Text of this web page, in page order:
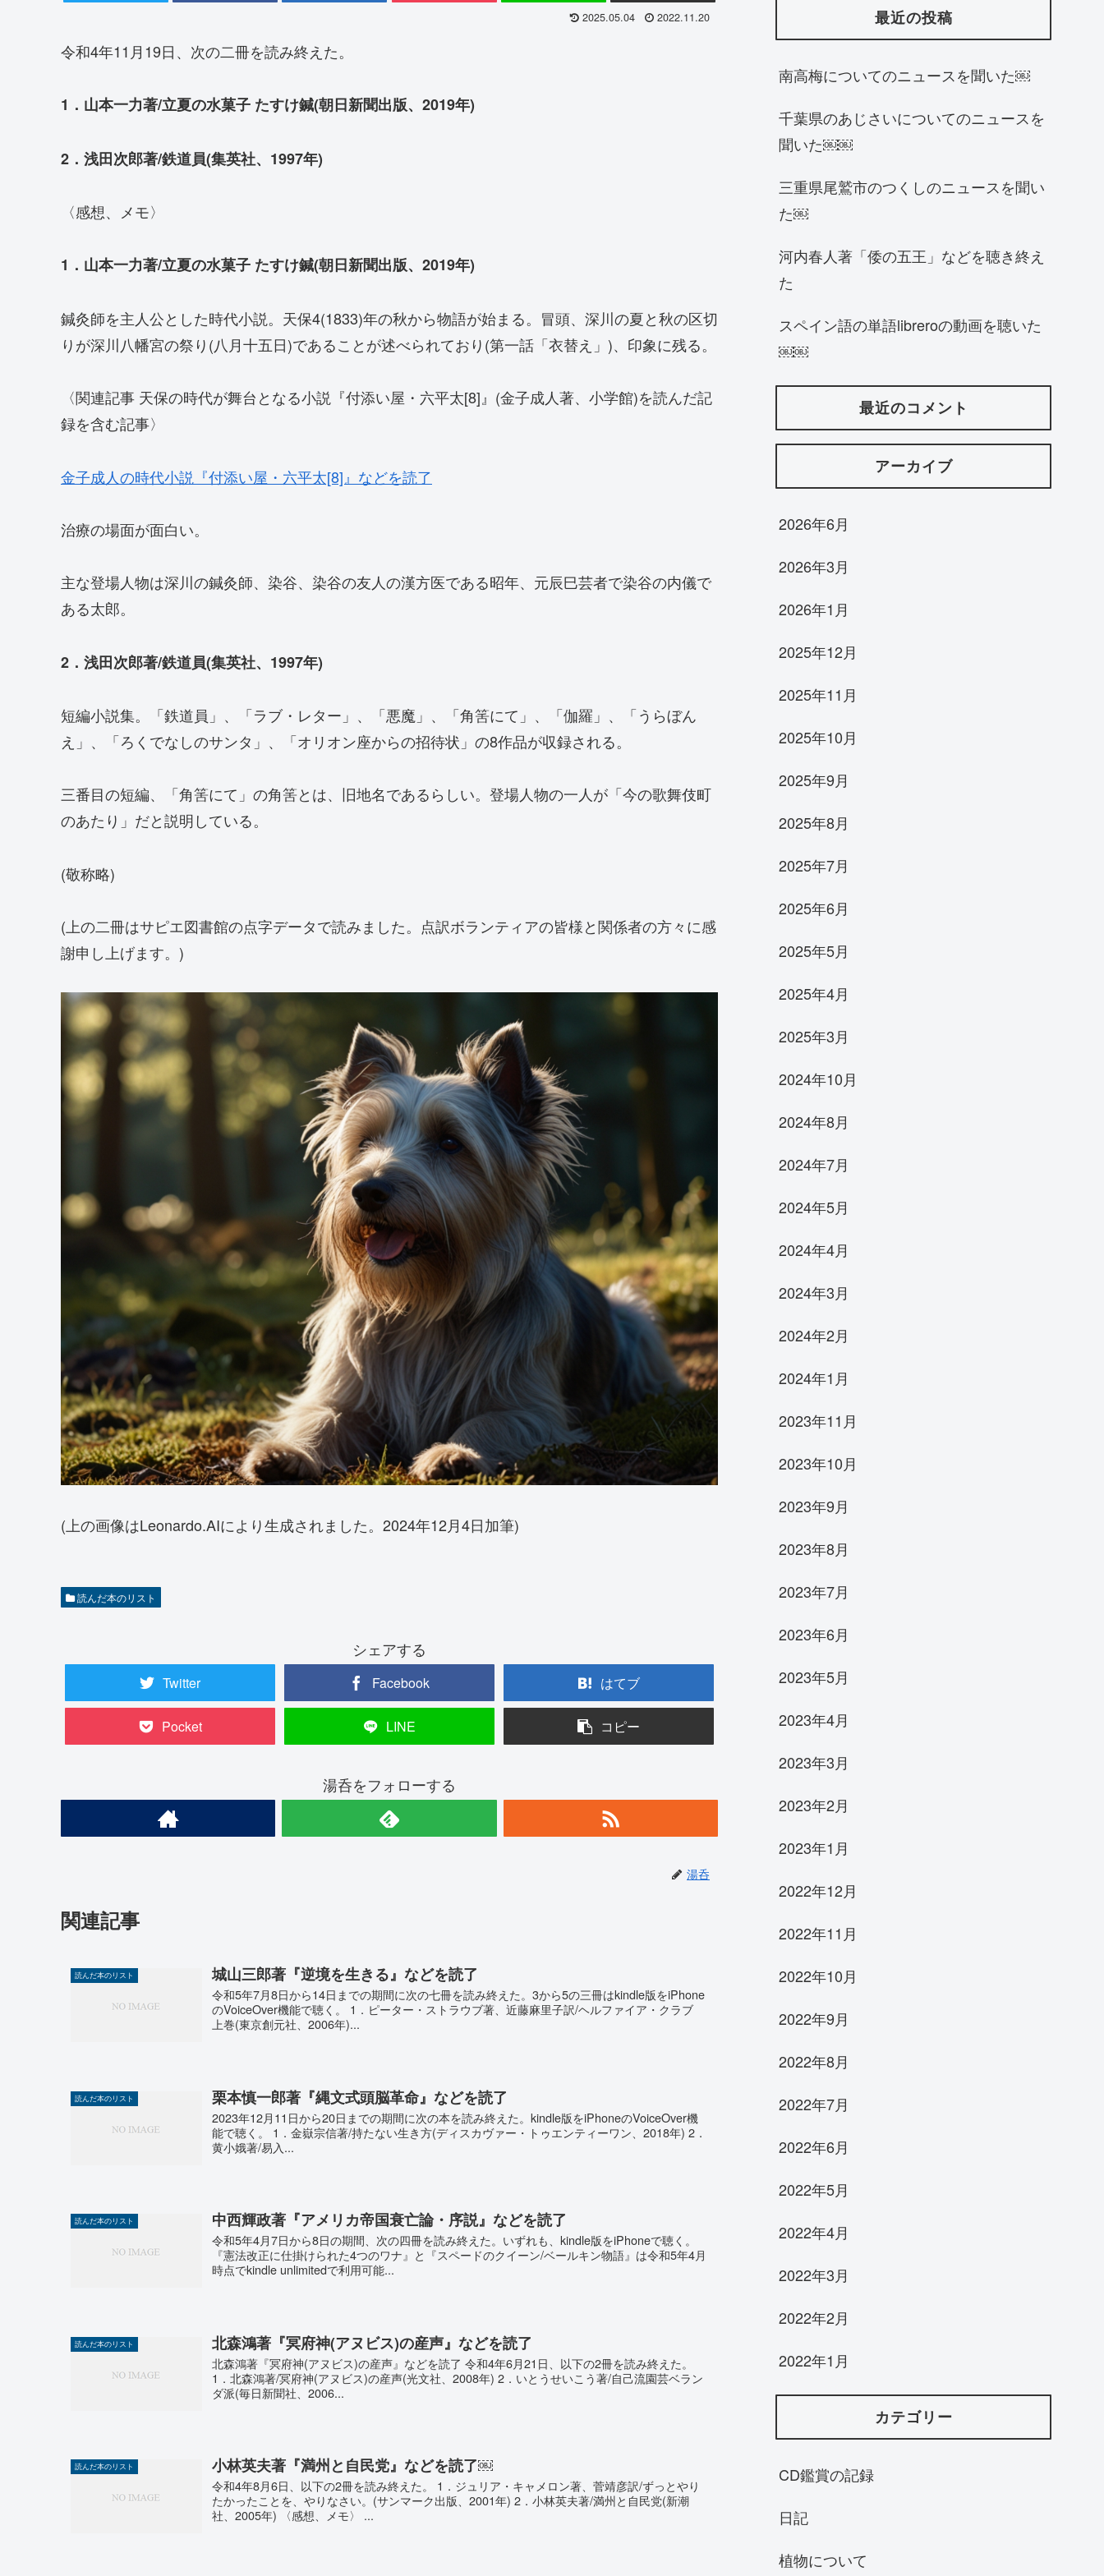
2025.05.04 2022.11.20
令和4年11月19日、次の二冊を読み終えた。
1．山本一力著/立夏の水菓子 たすけ鍼(朝日新聞出版、2019年)
2．浅田次郎著/鉄道員(集英社、1997年)
〈感想、メモ〉
1．山本一力著/立夏の水菓子 たすけ鍼(朝日新聞出版、2019年)
鍼灸師を主人公とした時代小説。天保4(1833)年の秋から物語が始まる。冒頭、深川の夏と秋の区切
りが深川八幡宮の祭り(八月十五日)であることが述べられており(第一話「衣替え」)、印象に残る。
〈関連記事 天保の時代が舞台となる小説『付添い屋・六平太[8]』(金子成人著、小学館)を読んだ記
録を含む記事〉
金子成人の時代小説『付添い屋・六平太[8]』などを読了
治療の場面が面白い。
主な登場人物は深川の鍼灸師、染谷、染谷の友人の漢方医である昭年、元辰巳芸者で染谷の内儀で
ある太郎。
2．浅田次郎著/鉄道員(集英社、1997年)
短編小説集。「鉄道員」、「ラブ・レター」、「悪魔」、「角筈にて」、「伽羅」、「うらぼん
え」、「ろくでなしのサンタ」、「オリオン座からの招待状」の8作品が収録される。
三番目の短編、「角筈にて」の角筈とは、旧地名であるらしい。登場人物の一人が「今の歌舞伎町
のあたり」だと説明している。
(敬称略)
(上の二冊はサピエ図書館の点字データで読みました。点訳ボランティアの皆様と関係者の方々に感
謝申し上げます。)
(上の画像はLeonardo.AIにより生成されました。2024年12月4日加筆)
読んだ本のリスト
シェアする
Twitter Facebook はてブ
Pocket LINE コピー
湯呑をフォローする
湯呑
関連記事
読んだ本のリスト 城山三郎著『逆境を生きる』などを読了
令和5年7月8日から14日までの期間に次の七冊を読み終えた。3から5の三冊はkindle版をiPhone
のVoiceOver機能で聴く。 1．ピーター・ストラウブ著、近藤麻里子訳/ヘルファイア・クラブ
上巻(東京創元社、2006年)...
読んだ本のリスト 栗本慎一郎著『縄文式頭脳革命』などを読了
2023年12月11日から20日までの期間に次の本を読み終えた。kindle版をiPhoneのVoiceOver機
能で聴く。 1．金嶽宗信著/持たない生き方(ディスカヴァー・トゥエンティーワン、2018年) 2．
黄小娥著/易入...
読んだ本のリスト 中西輝政著『アメリカ帝国衰亡論・序説』などを読了
令和5年4月7日から8日の期間、次の四冊を読み終えた。いずれも、kindle版をiPhoneで聴く。
『憲法改正に仕掛けられた4つのワナ』と『スペードのクイーン/ベールキン物語』は令和5年4月
時点でkindle unlimitedで利用可能...
読んだ本のリスト 北森鴻著『冥府神(アヌビス)の産声』などを読了
北森鴻著『冥府神(アヌビス)の産声』などを読了 令和4年6月21日、以下の2冊を読み終えた。
1．北森鴻著/冥府神(アヌビス)の産声(光文社、2008年) 2．いとうせいこう著/自己流園芸ベラン
ダ派(毎日新聞社、2006...
読んだ本のリスト 小林英夫著『満州と自民党』などを読了￼
令和4年8月6日、以下の2冊を読み終えた。 1．ジュリア・キャメロン著、菅靖彦訳/ずっとやり
たかったことを、やりなさい。(サンマーク出版、2001年) 2．小林英夫著/満州と自民党(新潮
社、2005年) 〈感想、メモ〉 ...
最近の投稿
南高梅についてのニュースを聞いた￼
千葉県のあじさいについてのニュースを
聞いた￼￼
三重県尾鷲市のつくしのニュースを聞い
た￼
河内春人著「倭の五王」などを聴き終え
た
スペイン語の単語libreroの動画を聴いた
￼￼
最近のコメント
アーカイブ
2026年6月
2026年3月
2026年1月
2025年12月
2025年11月
2025年10月
2025年9月
2025年8月
2025年7月
2025年6月
2025年5月
2025年4月
2025年3月
2024年10月
2024年8月
2024年7月
2024年5月
2024年4月
2024年3月
2024年2月
2024年1月
2023年11月
2023年10月
2023年9月
2023年8月
2023年7月
2023年6月
2023年5月
2023年4月
2023年3月
2023年2月
2023年1月
2022年12月
2022年11月
2022年10月
2022年9月
2022年8月
2022年7月
2022年6月
2022年5月
2022年4月
2022年3月
2022年2月
2022年1月
カテゴリー
CD鑑賞の記録
日記
植物について